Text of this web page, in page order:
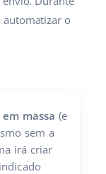
automatizar o
massa (e
sem a
irá criar